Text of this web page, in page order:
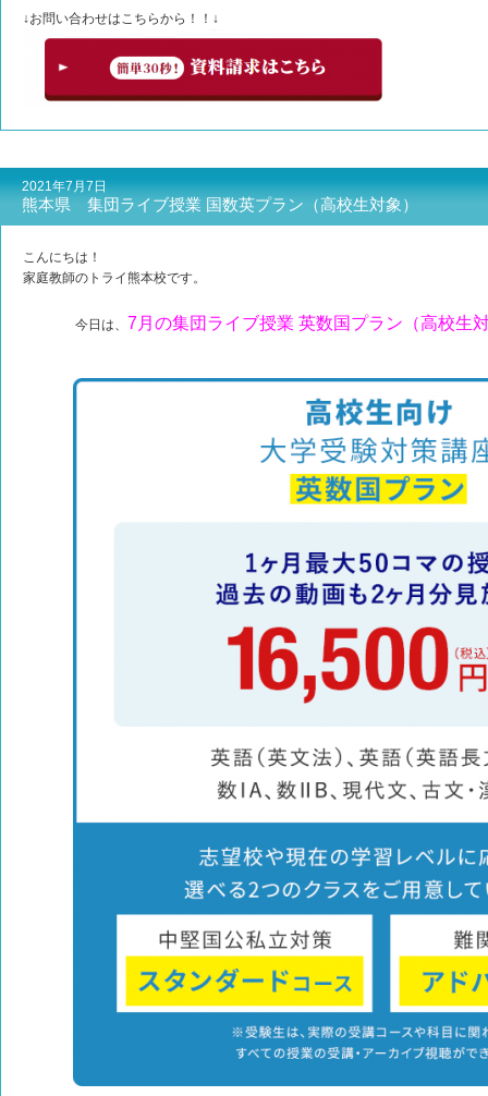
↓お問い合わせはこちらから！！↓
2021年7月7日
熊本県 集団ライブ授業 国数英プラン（高校生対象）
こんにちは！
家庭教師のトライ熊本校です。
今日は、 7月の集団ライブ授業 英数国プラン（高校生